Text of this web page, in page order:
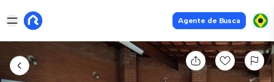
Agente de Busca